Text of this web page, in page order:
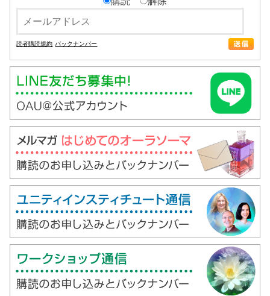
読者購読規約 バックナンバー